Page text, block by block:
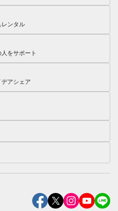
レンタル
をサポート
アシェア